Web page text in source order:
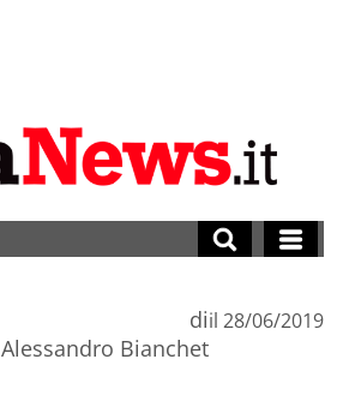
di
Alessandro Bianchet
il 28/06/2019